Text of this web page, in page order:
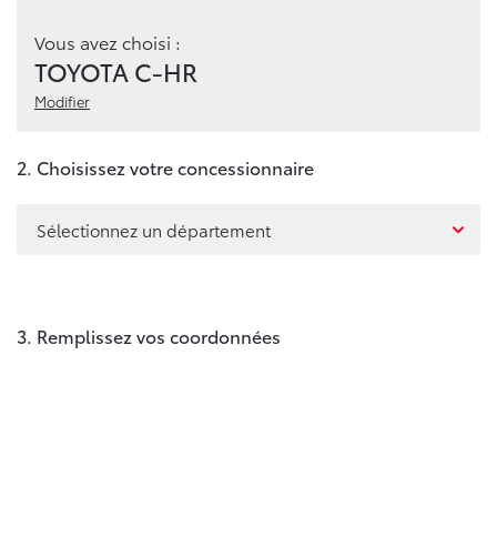
Vous avez choisi :
TOYOTA C-HR
Modifier
2. Choisissez votre concessionnaire
Sélectionnez un département
3. Remplissez vos coordonnées